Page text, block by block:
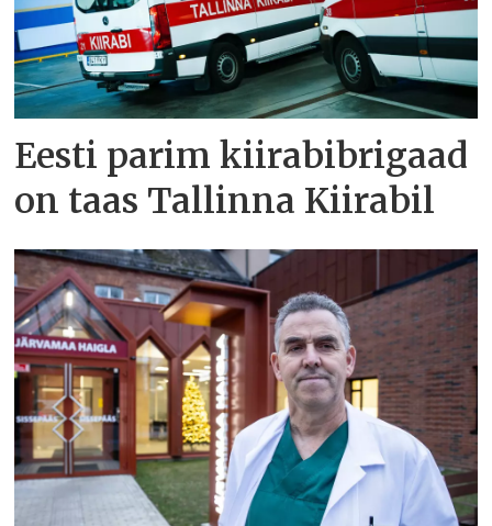
Eesti parim kiirabibrigaad
on taas Tallinna Kiirabil